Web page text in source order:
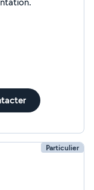
Particulier